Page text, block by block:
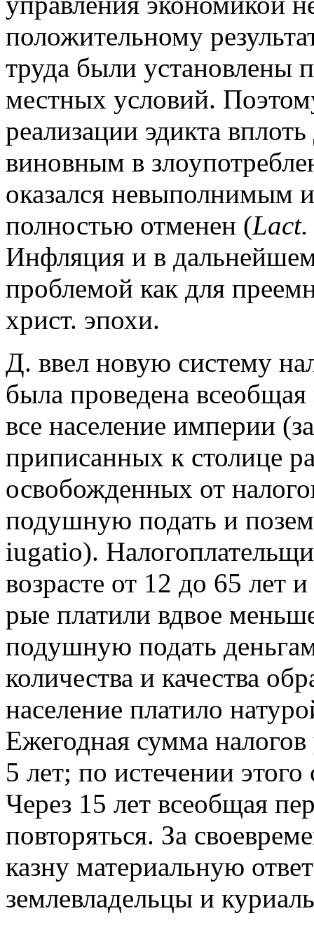
положительному
труда были установлены
местных условий.
реализации эдикта
виновным в
оказался невыполнимым
полностью отменен (Lact.
Инфляция и в
проблемой как для
христ. эпохи.
Д. ввел новую систему
была проведена
все население империи
приписанных к столице
освобожденных от
подушную подать и
iugatio).
возрасте от 12 до 65 лет
рые платили вдвое
подушную подать
количества и качества
население платило
Ежегодная сумма
5 лет; по истечении
Через 15 лет всеобщая
повторяться. За
казну материальную
землевладельцы и